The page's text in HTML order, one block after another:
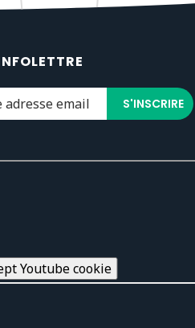
Youtube cookie